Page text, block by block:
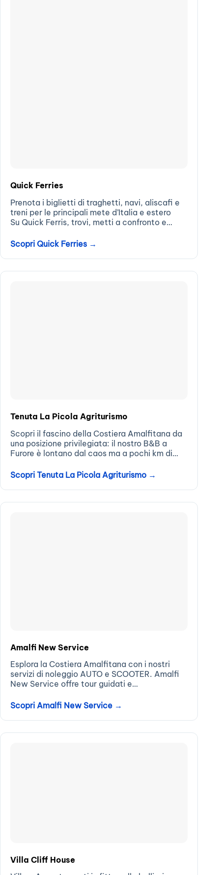
Quick Ferries
Prenota i biglietti di traghetti, navi, aliscafi e
treni per le principali mete d’Italia e estero
Su Quick Ferris, trovi, metti a confronto e
per le principali mete...
Scopri Quick Ferries →
Tenuta La Picola Agriturismo
Scopri il fascino della Costiera Amalfitana da
una posizione privilegiata: il nostro B&B a
Furore è lontano dal caos ma a pochi km di
raggiungibili facilmente tramite bus come
Amalfi, Positano, Ravello e la...
Scopri Tenuta La Picola Agriturismo →
Amalfi New Service
Esplora la Costiera Amalfitana con i nostri
servizi di noleggio AUTO e SCOOTER. Amalfi
New Service offre tour guidati e
Scopri Amalfi New Service →
Villa Cliff House